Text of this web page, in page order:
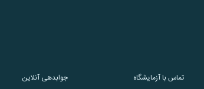
تماس با آزمایشگاه جوابدهی آنلاین